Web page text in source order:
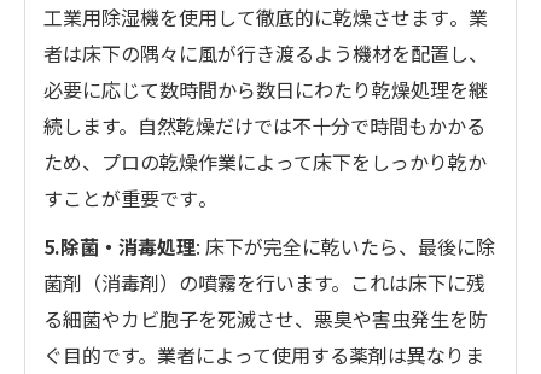
工業用除湿機を使用して徹底的に乾燥させます​。業
者は床下の隅々に風が行き渡るよう機材を配置し、
必要に応じて数時間から数日にわたり乾燥処理を継
続します。自然乾燥だけでは不十分で時間もかかる
ため、プロの乾燥作業によって床下をしっかり乾か
すことが重要です​。
5.除菌・消毒処理: 床下が完全に乾いたら、最後に除
菌剤（消毒剤）の噴霧を行います。これは床下に残
る細菌やカビ胞子を死滅させ、悪臭や害虫発生を防
ぐ目的です。業者によって使用する薬剤は異なりま